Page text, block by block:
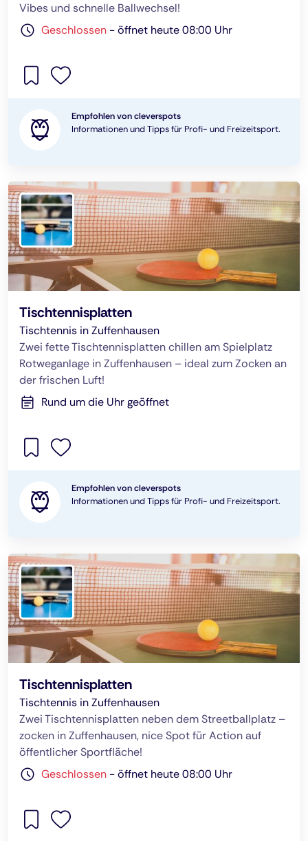
Vibes und schnelle Ballwechsel!
Geschlossen -öffnet heute 08:00 Uhr
Empfohlen von cleverspots
Informationen und Tipps für Profi- und Freizeitsport.
Tischtennisplatten
Tischtennis in Zuffenhausen
Zwei fette Tischtennisplatten chillen am Spielplatz
Rotweganlage in Zuffenhausen – ideal zum Zocken an
der frischen Luft!
Rund um die Uhr geöffnet
Empfohlen von cleverspots
Informationen und Tipps für Profi- und Freizeitsport.
Tischtennisplatten
Tischtennis in Zuffenhausen
Zwei Tischtennisplatten neben dem Streetballplatz –
zocken in Zuffenhausen, nice Spot für Action auf
öffentlicher Sportfläche!
Geschlossen -öffnet heute 08:00 Uhr